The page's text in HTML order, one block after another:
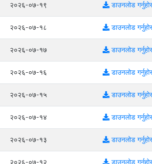
२०२६-०७-१९ डाउनलोड
२०२६-०७-१८ डाउनलोड
२०२६-०७-१७ डाउनलोड
२०२६-०७-१६ डाउनलोड
२०२६-०७-१५ डाउनलोड
२०२६-०७-१४ डाउनलोड
२०२६-०७-१३ डाउनलोड
२०२६-०७-१२ डाउनलोड